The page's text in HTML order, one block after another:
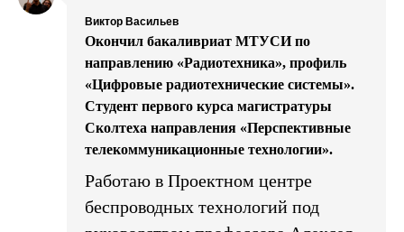
Виктор Васильев
Окончил бакаливриат МТУСИ по
направлению «Радиотехника», профиль
«Цифровые радиотехнические системы».
Студент первого курса магистратуры
Сколтеха направления «Перспективные
телекоммуникационные технологии».
Работаю в Проектном центре
беспроводных технологий под